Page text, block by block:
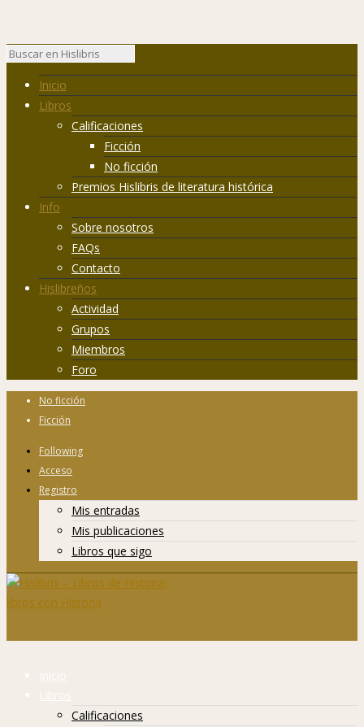
Inicio
Libros
Calificaciones
Ficción
No ficción
Premios Hislibris de literatura histórica
Info
Sobre nosotros
FAQs
Contacto
Hislibreños
Actividad
Grupos
Miembros
Foro
No ficción
Ficción
Following
Acceso
Registro
Mis entradas
Mis publicaciones
Libros que sigo
Inicio
Libros
Calificaciones